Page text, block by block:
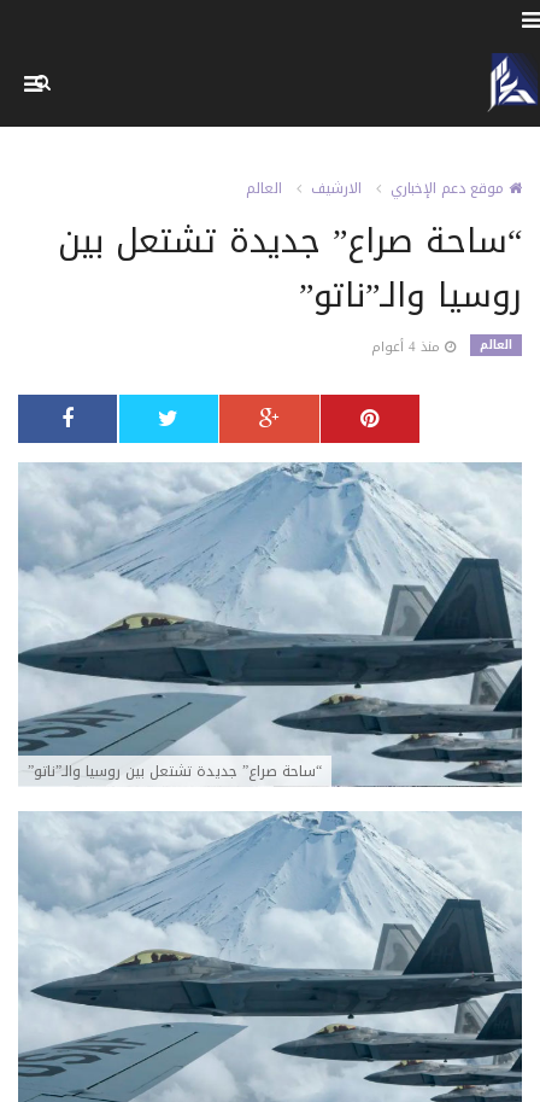
موقع دعم الإخباري الارشيف العالم
“ساحة صراع” جديدة تشتعل بين
روسيا والـ”ناتو”
العالم منذ 4 أعوام
“ساحة صراع” جديدة تشتعل بين روسيا والـ”ناتو”